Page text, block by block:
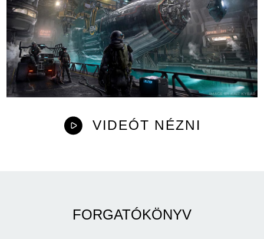
VIDEÓT NÉZNI
FORGATÓKÖNYV